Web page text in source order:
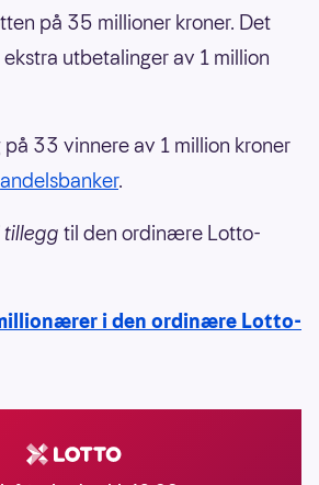
på 35 millioner kroner. Det
utbetalinger av 1 million
33 vinnere av 1 million kroner
andelsbanker.
tilleggtil den ordinære Lotto-
i den ordinære Lotto-